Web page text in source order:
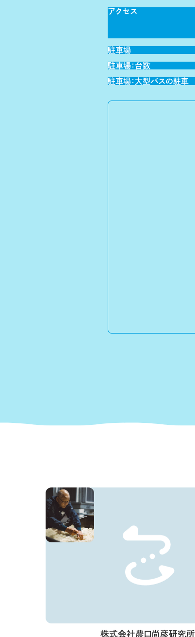
アクセス
駐車場
駐車場：台数
駐車場：大型バスの駐車
株式会社農口尚彦研究所